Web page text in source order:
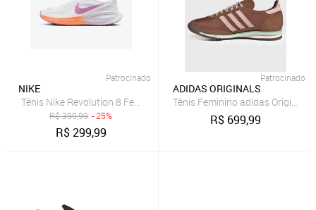
Patrocinado
NIKE
Tênis Nike Revolution 8 Feminino
R$399,99 - 25%
R$299,99
Patrocinado
ADIDAS ORIGINALS
Tênis Feminino adidas Originals
R$ 699,99